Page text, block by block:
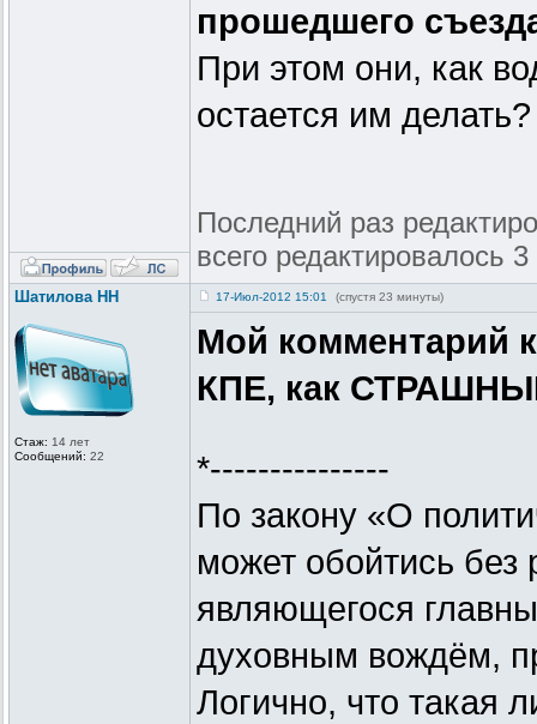
прошедшего
При этом они, как
остается им делать?
Последний раз
всего редактировалось
Шатилова НН
Стаж: 14 лет
Сообщений: 22
17-Июл-2012 15:01 (спустя 23 минуты)
Мой комментарий
КПЕ, как
*---------------
По закону «О
может обойтись без
являющегося
духовным вождём,
Логично, что такая